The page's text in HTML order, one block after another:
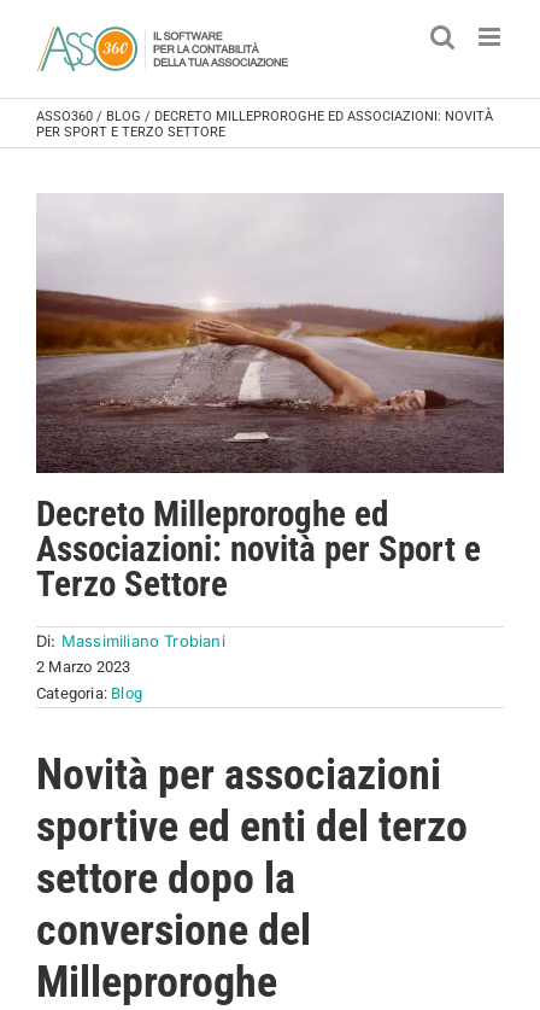
ASSO360 / BLOG / DECRETO MILLEPROROGHE ED ASSOCIAZIONI: NOVITÀ
PER SPORT E TERZO SETTORE
Decreto Milleproroghe ed
Associazioni: novità per Sport e
Terzo Settore
Di: Massimiliano Trobiani
2 Marzo 2023
Categoria: Blog
Novità per associazioni
sportive ed enti del terzo
settore dopo la
conversione del
Milleproroghe